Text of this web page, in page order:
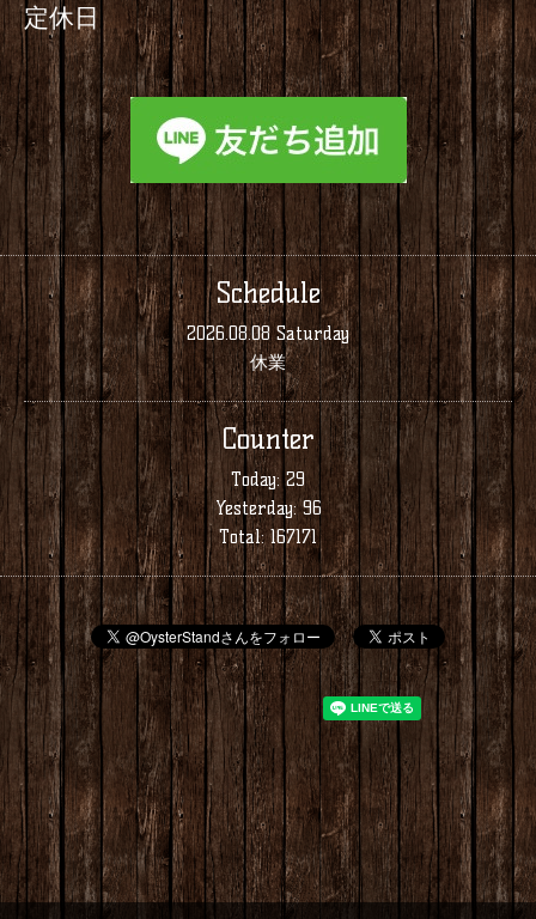
定休日
Schedule
2026.08.08 Saturday
休業
Counter
Today: 29
Yesterday:96
Total:167171